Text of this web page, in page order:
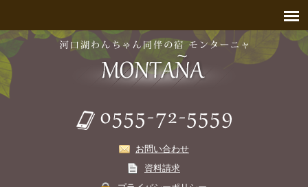
お問い合わせ
資料請求